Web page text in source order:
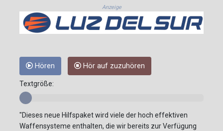
Anzeige
Hören Hör auf zuzuhören
Textgröße:
"Dieses neue Hilfspaket wird viele der hoch effektiven
Waffensysteme enthalten, die wir bereits zur Verfügung